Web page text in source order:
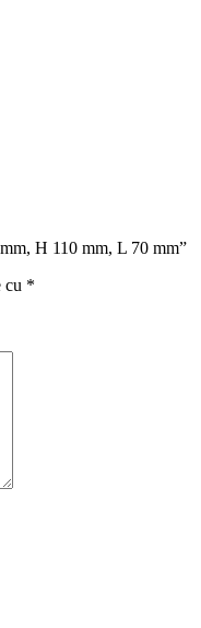
H 110 mm, L 70 mm”
cu *